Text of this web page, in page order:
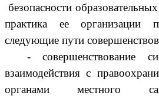
безопасности
практика ее организации
следующие пути
- совершенствование
взаимодействия с
органами местного